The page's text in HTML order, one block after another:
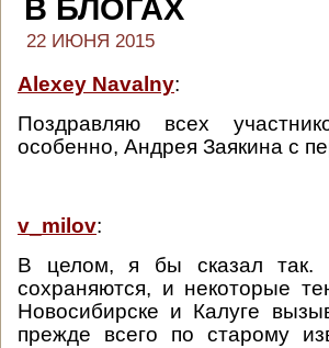
В БЛОГАХ
22 ИЮНЯ 2015
Alexey Navalny:
Поздравляю всех
особенно, Андрея Заякина с
v_milov:
В целом, я бы сказал так.
сохраняются, и некоторые
Новосибирске и Калуге
прежде всего по старому